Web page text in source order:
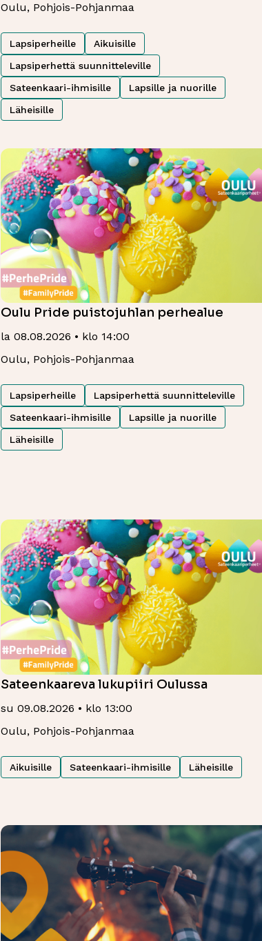
Oulu, Pohjois-Pohjanmaa
Lapsiperheille
Aikuisille
Lapsiperhettä suunnitteleville
Sateenkaari-ihmisille
Lapsille ja nuorille
Läheisille
Oulu Pride puistojuhlan perhealue
la 08.08.2026 • klo 14:00
Oulu, Pohjois-Pohjanmaa
Lapsiperheille
Lapsiperhettä suunnitteleville
Sateenkaari-ihmisille
Lapsille ja nuorille
Läheisille
Sateenkaareva lukupiiri Oulussa
su 09.08.2026 • klo 13:00
Oulu, Pohjois-Pohjanmaa
Aikuisille Sateenkaari-ihmisille Läheisille